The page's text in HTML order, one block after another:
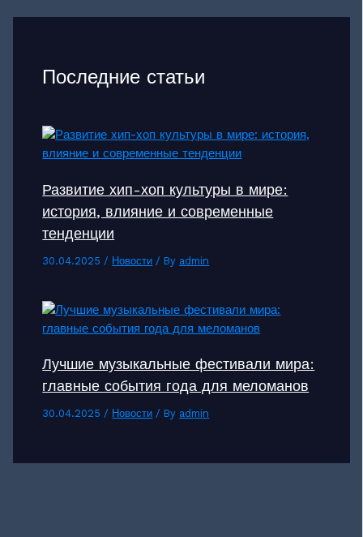
Последние статьи
Развитие хип-хоп культуры в мире:
история, влияние и современные
тенденции
30.04.2025 / Новости / By admin
Лучшие музыкальные фестивали мира:
главные события года для меломанов
30.04.2025/ Новости / By admin